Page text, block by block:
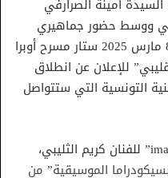
أمينة الصرارفي
ووسط حضور جماهيري
وإعلامي متميّز، فُتِح مساء السبت 8 مارس 2025 ستار مسرح أوبرا
للإعلان عن انطلاق
الأغنية التونسية التي ستتواصل
أثّث حفل الافتتاح عرض “تخيّل imagine” للفنان كريم الثليبي،
الموسيقية” من